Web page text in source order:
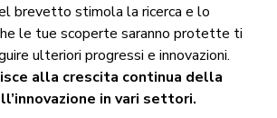
brevetto stimola la ricerca e lo
le tue scoperte saranno protette ti
ulteriori progressi e innovazioni.
alla crescita continua della
in vari settori.